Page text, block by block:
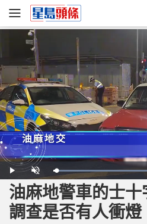
P
l
a
y
U
n
m
u
t
L
o
d
e
d
:
1
0
油麻地警車的士
調查是否有人衝燈